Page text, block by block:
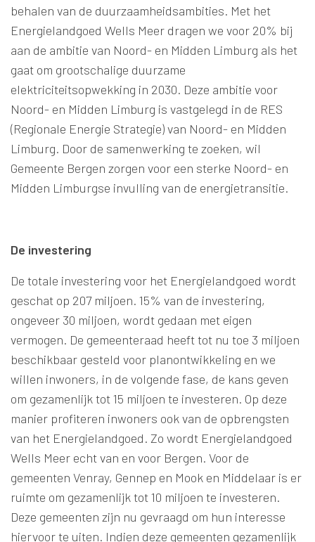
behalen van de duurzaamheidsambities. Met het
Energielandgoed Wells Meer dragen we voor 20% bij
aan de ambitie van Noord- en Midden Limburg als het
gaat om grootschalige duurzame
elektriciteitsopwekking in 2030. Deze ambitie voor
Noord- en Midden Limburg is vastgelegd in de RES
(Regionale Energie Strategie) van Noord- en Midden
Limburg. Door de samenwerking te zoeken, wil
Gemeente Bergen zorgen voor een sterke Noord- en
Midden Limburgse invulling van de energietransitie.
De investering
De totale investering voor het Energielandgoed wordt
geschat op 207 miljoen. 15% van de investering,
ongeveer 30 miljoen, wordt gedaan met eigen
vermogen. De gemeenteraad heeft tot nu toe 3 miljoen
beschikbaar gesteld voor planontwikkeling en we
willen inwoners, in de volgende fase, de kans geven
om gezamenlijk tot 15 miljoen te investeren. Op deze
manier profiteren inwoners ook van de opbrengsten
van het Energielandgoed. Zo wordt Energielandgoed
Wells Meer echt van en voor Bergen. Voor de
gemeenten Venray, Gennep en Mook en Middelaar is er
ruimte om gezamenlijk tot 10 miljoen te investeren.
Deze gemeenten zijn nu gevraagd om hun interesse
hiervoor te uiten. Indien deze gemeenten gezamenlijk